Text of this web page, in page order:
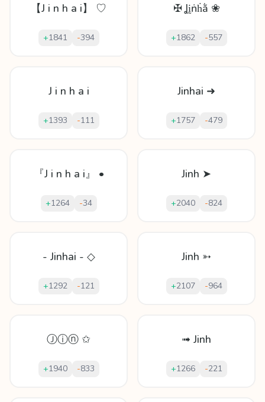
【J i n h a i】 ♡
+1841 -394
✠ Ʝḭṅḣằ ❀
+1862 -557
J i n h a i
+1393 -111
Jinhai ➜
+1757 -479
『J i n h a i』 •
+1264 -34
Jinh ➤
+2040 -824
- Jinhai - ◇
+1292 -121
Jinh ➳
+2107 -964
Ⓙⓘⓝ ✩
+1940 -833
➟ Jinh
+1266 -221